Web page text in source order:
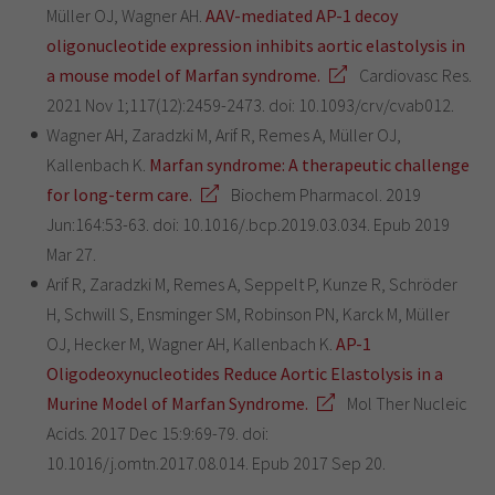
Müller OJ, Wagner AH. AAV-mediated AP-1 decoy
oligonucleotide expression inhibits aortic elastolysis in
a mouse model of Marfan syndrome.
Cardiovasc Res.
2021 Nov 1;117(12):2459-2473. doi: 10.1093/crv/cvab012.
Wagner AH, Zaradzki M, Arif R, Remes A, Müller OJ,
Kallenbach K. Marfan syndrome: A therapeutic challenge
for long-term care.
Biochem Pharmacol. 2019
Jun:164:53-63. doi: 10.1016/.bcp.2019.03.034. Epub 2019
Mar 27.
Arif R, Zaradzki M, Remes A, Seppelt P, Kunze R, Schröder
H, Schwill S, Ensminger SM, Robinson PN, Karck M, Müller
OJ, Hecker M, Wagner AH, Kallenbach K. AP-1
Oligodeoxynucleotides Reduce Aortic Elastolysis in a
Murine Model of Marfan Syndrome.
Mol Ther Nucleic
Acids. 2017 Dec 15:9:69-79. doi:
10.1016/j.omtn.2017.08.014. Epub 2017 Sep 20.